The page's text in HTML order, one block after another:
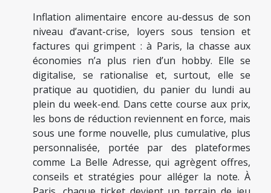
Inflation alimentaire encore au-dessus de son
niveau d’avant-crise, loyers sous tension et
factures qui grimpent : à Paris, la chasse aux
économies n’a plus rien d’un hobby. Elle se
digitalise, se rationalise et, surtout, elle se
pratique au quotidien, du panier du lundi au
plein du week-end. Dans cette course aux prix,
les bons de réduction reviennent en force, mais
sous une forme nouvelle, plus cumulative, plus
personnalisée, portée par des plateformes
comme La Belle Adresse, qui agrègent offres,
conseils et stratégies pour alléger la note. À